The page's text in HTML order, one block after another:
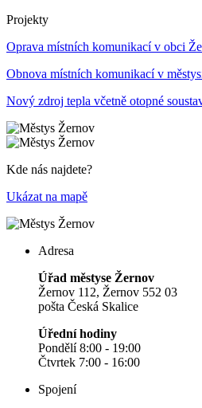
Projekty
Oprava místních komunikací v obci
Obnova místních komunikací v
Nový zdroj tepla včetně otopné
Kde nás najdete?
Ukázat na mapě
Adresa
Úřad městyse Žernov
Žernov 112, Žernov 552 03
pošta Česká Skalice
Úřední hodiny
Pondělí 8:00 - 19:00
Čtvrtek 7:00 - 16:00
Spojení